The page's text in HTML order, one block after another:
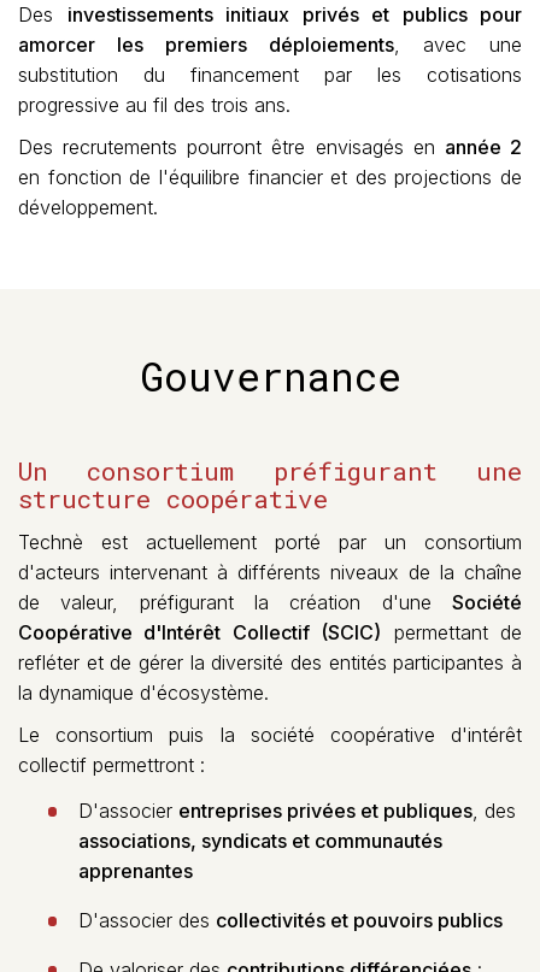
Des investissements initiaux privés et publics pour
amorcer les premiers déploiements , avec une
substitution du financement par les cotisations
progressive au fil des trois ans.
Des recrutements pourront être envisagés en année 2
en fonction de l'équilibre financier et des projections de
développement.
Gouvernance
Un consortium préfigurant une
structure coopérative
Technè est actuellement porté par un consortium
d'acteurs intervenant à différents niveaux de la chaîne
de valeur, préfigurant la création d'une Société
Coopérative d'Intérêt Collectif (SCIC) permettant de
refléter et de gérer la diversité des entités participantes à
la dynamique d'écosystème.
Le consortium puis la société coopérative d'intérêt
collectif permettront :
D'associer entreprises privées et publiques, des
associations, syndicats et communautés
apprenantes
D'associer des collectivités et pouvoirs publics